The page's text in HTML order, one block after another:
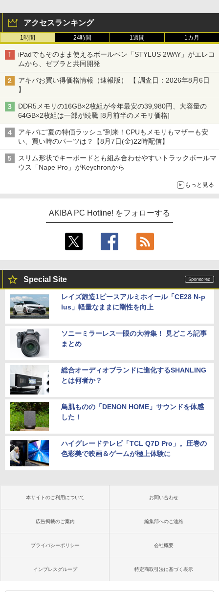
アクセスランキング
1時間 24時間 1週間 1カ月
iPadでもそのまま使えるボールペン「STYLUS 2WAY」がエレコ
ムから、ゼブラと共同開発
アキバお買い得価格情報（速報版） 【 調査日：2026年8月6日
】
DDR5メモリの16GB×2枚組が今年最安の39,980円、大容量の
64GB×2枚組は一部が続騰 [8月前半のメモリ価格]
アキバに“夏の特価ラッシュ”到来！CPUもメモリもマザーも安
い、買い時のパーツは？【8月7日(金)22時配信】
スリム形状でキーボードとも組み合わせやすいトラックボールマ
ウス「Nape Pro」がKeychronから
もっと見る
AKIBA PC Hotline! をフォローする
Special Site
レイズ鍛造1ピースアルミホイール「CE28 N-p
lus」軽量なままに剛性を向上
ソニーミラーレス一眼の大特集！ 見どころ記事
まとめ
総合オーディオブランドに進化するSHANLING
とは何者か？
鳥肌ものの「DENON HOME」サウンドを体感
した！
ハイグレードテレビ「TCL Q7D Pro」。圧巻の
色彩美で映画＆ゲームが極上体験に
本サイトのご利用について お問い合わせ
広告掲載のご案内 編集部へのご連絡
プライバシーポリシー 会社概要
インプレスグループ 特定商取引法に基づく表示